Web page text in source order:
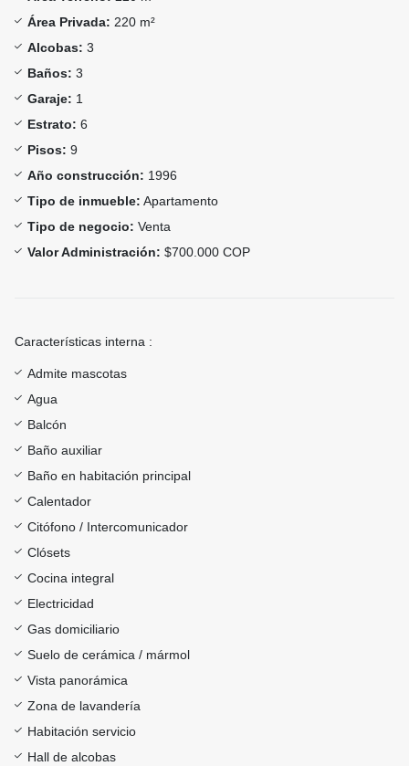
Área Privada: 220 m²
Alcobas: 3
Baños: 3
Garaje: 1
Estrato: 6
Pisos: 9
Año construcción: 1996
Tipo de inmueble: Apartamento
Tipo de negocio: Venta
Valor Administración: $700.000 COP
Características interna :
Admite mascotas
Agua
Balcón
Baño auxiliar
Baño en habitación principal
Calentador
Citófono / Intercomunicador
Clósets
Cocina integral
Electricidad
Gas domiciliario
Suelo de cerámica / mármol
Vista panorámica
Zona de lavandería
Habitación servicio
Hall de alcobas